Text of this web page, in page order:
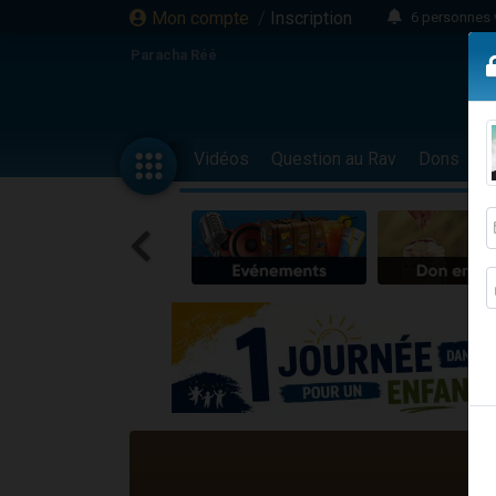
Mon compte / Inscription
6 personnes
4
17
4
Il reste
Eva vient de
4 personnes
3
Odaya vient
13
2
Paracha Réé
Vidéos Question au Rav Dons